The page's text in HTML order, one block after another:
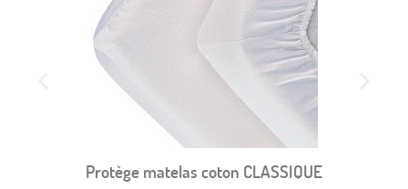
Protège matelas coton CLASSIQUE